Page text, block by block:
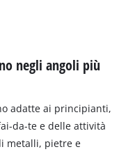
negli angoli più
adatte ai principianti,
da-te e delle attività
metalli, pietre e